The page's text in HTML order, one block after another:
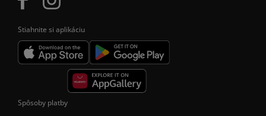
Stiahnite si aplikáciu
Spôsoby platby